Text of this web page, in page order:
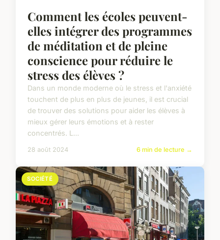
Comment les écoles peuvent-
elles intégrer des programmes
de méditation et de pleine
conscience pour réduire le
stress des élèves ?
Dans un monde moderne où le stress et l'anxiété
touchent de plus en plus de jeunes, il est crucial
de trouver des solutions pour aider les élèves à
mieux gérer leurs émotions et à rester
concentrés. L...
28 août 2024 6 min de lecture →
SOCIÉTÉ